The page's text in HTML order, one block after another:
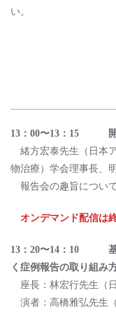
い。
13：00〜13：15 開
緒⽅宏泰先⽣（⽇本
物治療）学会理事⻑、
報告会の趣旨について
オンデマンド配信は
13：20〜14：10 基
く症例報告の取り組み⽅
座⻑：林宏⾏先⽣（
演者：⾼橋雅弘先⽣